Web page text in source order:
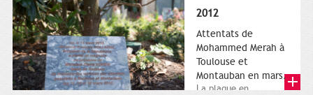
Métropole,
représentant l'anneau
de Moëbius.
2012
Attentats de
Mohammed Merah à
Toulouse et
Montauban en mars.
La plaque en